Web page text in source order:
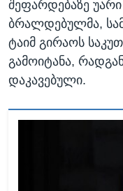
შეფარდებაზე
ბრალდებულმა,
ტაიმ გირაოს
გამოიტანა,
დაკავებული.